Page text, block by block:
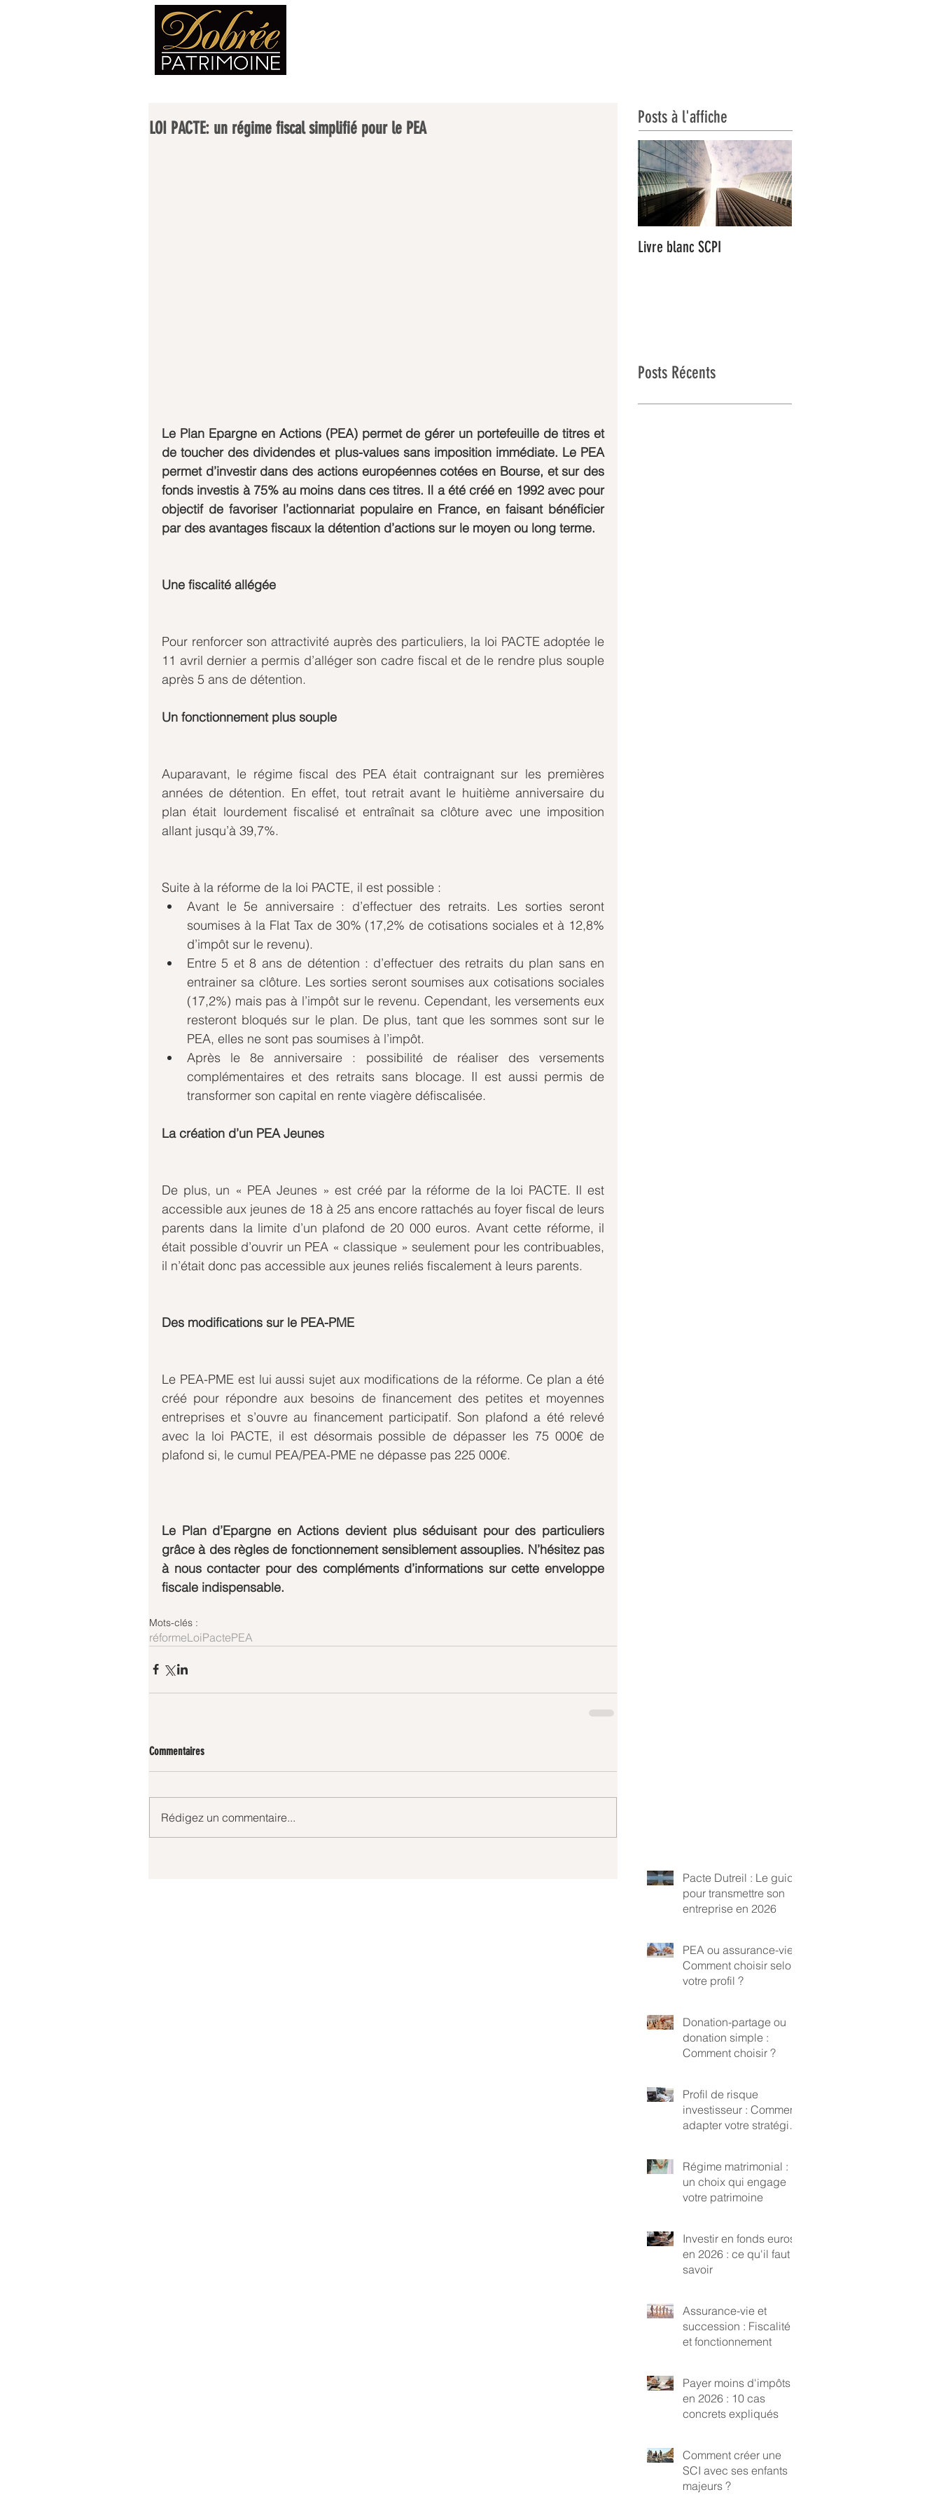
LOI PACTE: un régime fiscal simplifié pour le PEA
Le Plan Epargne en Actions (PEA) permet de gérer un portefeuille de titres et
de toucher des dividendes et plus-values sans imposition immédiate. Le PEA
permet d’investir dans des actions européennes cotées en Bourse, et sur des
fonds investis à 75% au moins dans ces titres. Il a été créé en 1992 avec pour
objectif de favoriser l’actionnariat populaire en France, en faisant bénéficier
par des avantages fiscaux la détention d’actions sur le moyen ou long terme.
Une fiscalité allégée
Pour renforcer son attractivité auprès des particuliers, la loi PACTE adoptée le
11 avril dernier a permis d’alléger son cadre fiscal et de le rendre plus souple
après 5 ans de détention.
Un fonctionnement plus souple
Auparavant, le régime fiscal des PEA était contraignant sur les premières
années de détention. En effet, tout retrait avant le huitième anniversaire du
plan était lourdement fiscalisé et entraînait sa clôture avec une imposition
allant jusqu’à 39,7%.
Suite à la réforme de la loi PACTE, il est possible :
Avant le 5e anniversaire : d’effectuer des retraits. Les sorties seront
soumises à la Flat Tax de 30% (17,2% de cotisations sociales et à 12,8%
d’impôt sur le revenu).
Entre 5 et 8 ans de détention : d’effectuer des retraits du plan sans en
entrainer sa clôture. Les sorties seront soumises aux cotisations sociales
(17,2%) mais pas à l’impôt sur le revenu. Cependant, les versements eux
resteront bloqués sur le plan. De plus, tant que les sommes sont sur le
PEA, elles ne sont pas soumises à l’impôt.
Après le 8e anniversaire : possibilité de réaliser des versements
complémentaires et des retraits sans blocage. Il est aussi permis de
transformer son capital en rente viagère défiscalisée.
La création d’un PEA Jeunes
De plus, un « PEA Jeunes » est créé par la réforme de la loi PACTE. Il est
accessible aux jeunes de 18 à 25 ans encore rattachés au foyer fiscal de leurs
parents dans la limite d’un plafond de 20 000 euros. Avant cette réforme, il
était possible d’ouvrir un PEA « classique » seulement pour les contribuables,
il n’était donc pas accessible aux jeunes reliés fiscalement à leurs parents.
Des modifications sur le PEA-PME
Le PEA-PME est lui aussi sujet aux modifications de la réforme. Ce plan a été
créé pour répondre aux besoins de financement des petites et moyennes
entreprises et s’ouvre au financement participatif. Son plafond a été relevé
avec la loi PACTE, il est désormais possible de dépasser les 75 000€ de
plafond si, le cumul PEA/PEA-PME ne dépasse pas 225 000€.
Le Plan d’Epargne en Actions devient plus séduisant pour des particuliers
grâce à des règles de fonctionnement sensiblement assouplies. N’hésitez pas
à nous contacter pour des compléments d’informations sur cette enveloppe
fiscale indispensable.
Mots-clés :
réformeLoiPactePEA
Commentaires
Rédigez un commentaire...
Posts à l'affiche
Livre blanc SCPI
Posts Récents
Pacte Dutreil : Le guide
pour transmettre son
entreprise en 2026
PEA ou assurance-vie :
Comment choisir selon
votre profil ?
Donation-partage ou
donation simple :
Comment choisir ?
Profil de risque
investisseur : Comment
adapter votre stratégie
Régime matrimonial :
un choix qui engage
votre patrimoine
Investir en fonds euros
en 2026 : ce qu'il faut
savoir
Assurance-vie et
succession : Fiscalité
et fonctionnement
Payer moins d'impôts
en 2026 : 10 cas
concrets expliqués
Comment créer une
SCI avec ses enfants
majeurs ?